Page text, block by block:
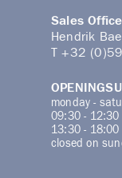
Sales
Hendrik
T+32
monday -
09:30 - 12:30
13:30 - 18:00
closed on